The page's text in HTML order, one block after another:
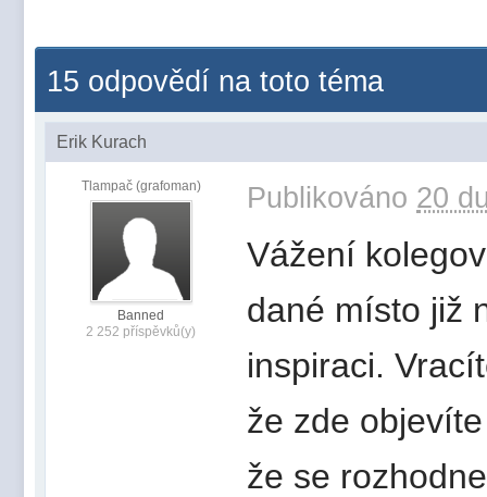
15 odpovědí na toto téma
Erik Kurach
Tlampač (grafoman)
Banned
2 252 příspěvků(y)
Publikováno 20
Vážení
dané místo již
inspiraci.
že zde
že se